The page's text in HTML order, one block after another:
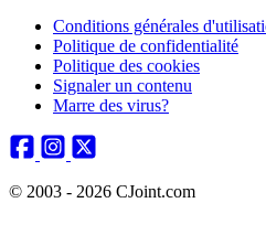
Conditions générales
Politique de confidentialité
Politique des cookies
Signaler un contenu
Marre des virus?
© 2003 - 2026 CJoint.com